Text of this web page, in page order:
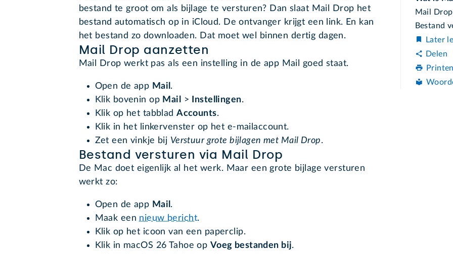
bestand te groot om als bijlage te versturen? Dan slaat Mail Drop het
bestand automatisch op in iCloud. De ontvanger krijgt een link. En kan
het bestand zo downloaden. Dat moet wel binnen dertig dagen.
Mail Drop aanzetten
Mail Drop werkt pas als een instelling in de app Mail goed staat.
Open de app Mail .
Klik bovenin op Mail > Instellingen.
Klik op het tabbladAccounts.
Klik in het linkervenster op het e-mailaccount.
Zet een vinkje bij Verstuur grote bijlagen met Mail Drop.
Bestand versturen via Mail Drop
De Mac doet eigenlijk al het werk. Maar een grote bijlage versturen
werkt zo:
Open de app Mail .
Maak een nieuw bericht.
Klik op het icoon van een paperclip.
Klik in macOS 26 Tahoe op Voeg bestanden bij.
Mail
Bestand
Later
Delen